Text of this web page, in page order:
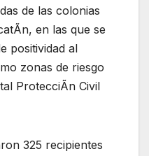
de las colonias
en las que se
positividad al
zonas de riesgo
ProtecciÃn Civil
325 recipientes